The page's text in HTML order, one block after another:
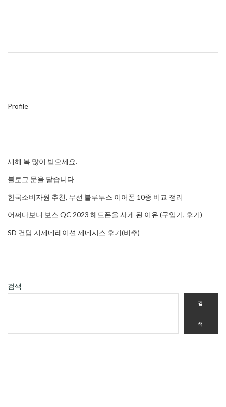
Profile
새해 복 많이 받으세요.
블로그 문을 닫습니다
한국소비자원 추천, 무선 블루투스 이어폰 10종 비교 정리
어쩌다보니 보스 QC 2023 헤드폰을 사게 된 이유 (구입기, 후기)
SD 건담 지제네레이션 제네시스 후기(비추)
검색
검
색